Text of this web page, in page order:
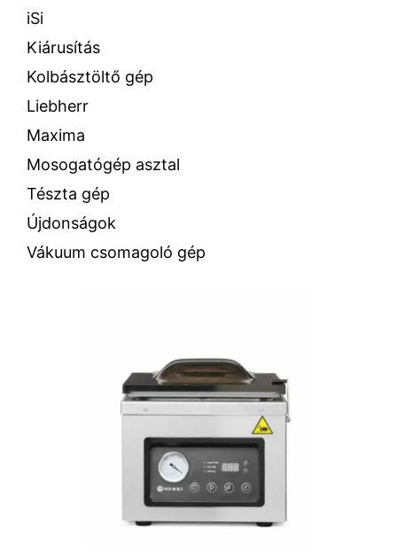
iSi
Kiárusítás
Kolbásztöltő gép
Liebherr
Maxima
Mosogatógép asztal
Tészta gép
Újdonságok
Vákuum csomagoló gép